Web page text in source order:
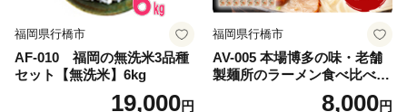
福岡県行橋市
AF-010 福岡の無洗米3品種
セット【無洗米】6kg
19,000円
福岡県行橋市
AV-005 本場博多の味・老舗
製麺所のラーメン食べ比べセ
ット（２種類×各１０食）
8,000円